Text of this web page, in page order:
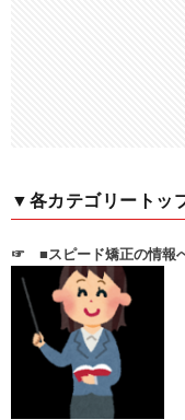
▼各カテゴリートッ
☞ ■スピード矯正の情報